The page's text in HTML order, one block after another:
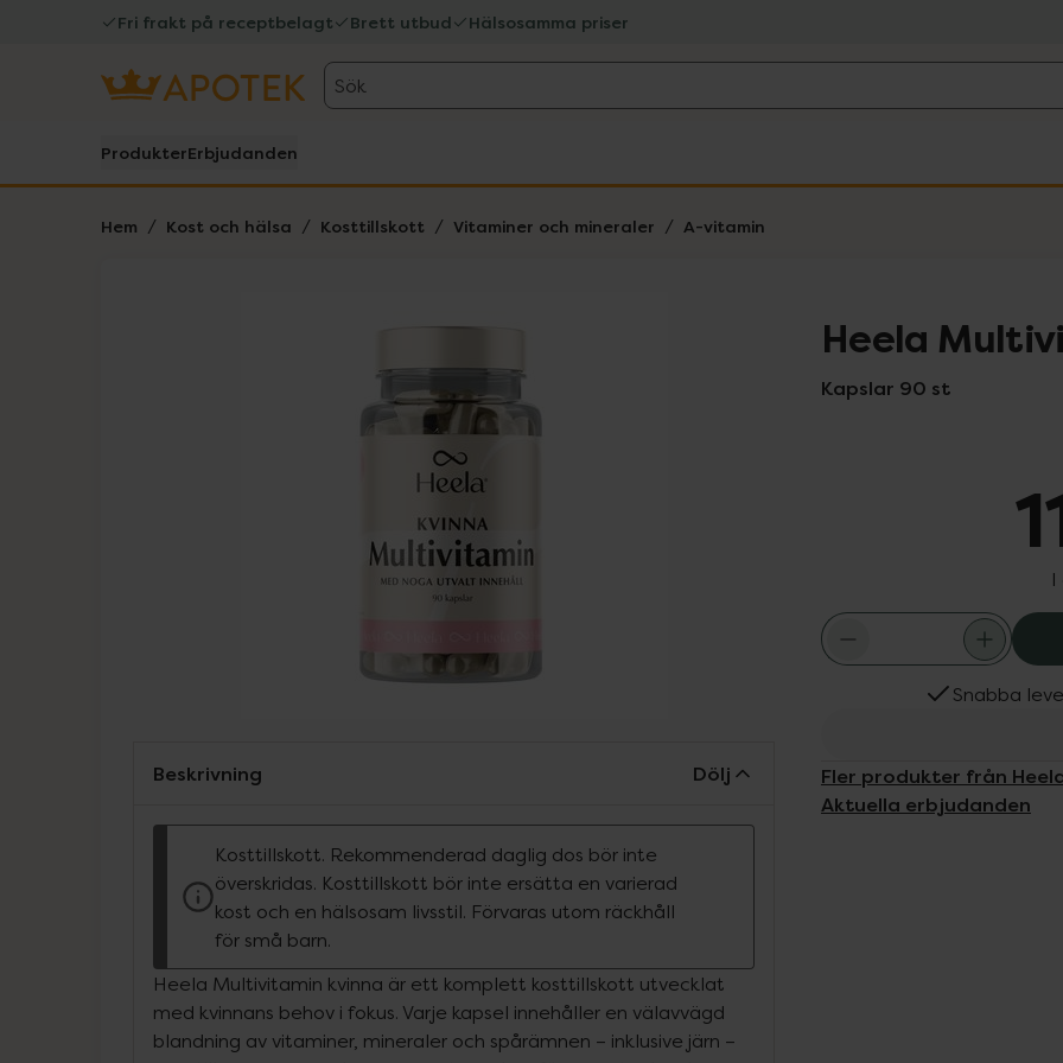
Fri frakt på receptbelagt Brett utbud Hälsosamma priser
Sök
ProdukterErbjudanden
Hem Kost och hälsa Kosttillskott Vitaminer och mineraler A-vitamin
Lista: . Innehåller 1 objekt. Heela
Kapslar 90 st
Snabba
Fler produkter från
Aktuella erbjudanden
Beskrivning Dölj
Kosttillskott. Rekommenderad daglig dos bör inte
överskridas. Kosttillskott bör inte ersätta en varierad
kost och en hälsosam livsstil. Förvaras utom räckhåll
för små barn.
Heela Multivitamin kvinna är ett komplett kosttillskott utvecklat
med kvinnans behov i fokus. Varje kapsel innehåller en välavvägd
blandning av vitaminer, mineraler och spårämnen – inklusive järn –